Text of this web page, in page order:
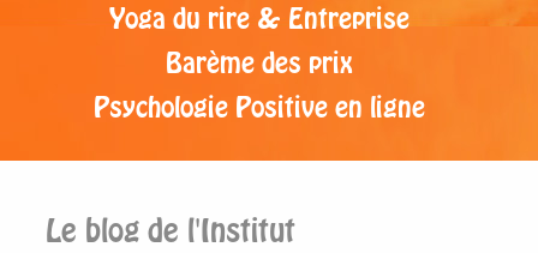
Yoga du rire & Entreprise
Barème des prix
Psychologie Positive en ligne
Le blog de l'Institut